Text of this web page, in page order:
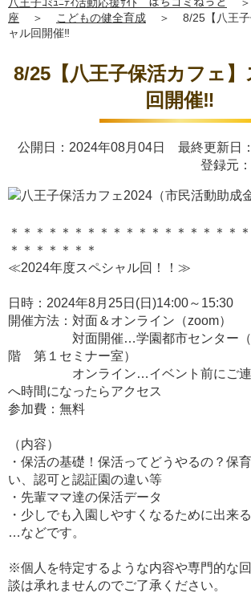
座
＞ こどもの健全育成 ＞
8/25【八王
ャル回開催‼
8/25【八王子保活カフェ
回開催‼
公開日：2024年08月04日 最終更新日
登録元：
＊＊＊＊＊＊＊＊＊＊＊＊＊＊＊＊＊＊
＊＊＊＊＊＊＊
≪2024年度スペシャル回！！≫
日時：2024年8月25日(日)14:00～15:30
開催方法：対面＆オンライン（zoom）
対面開催…学園都市センター（
階 第１セミナー室）
オンライン…イベント前にご連絡
へ時間になったらアクセス
参加費：無料
（内容）
・保活の基礎！保活ってどうやるの？保
い、認可と認証園の違い等
・先輩ママ達の保活データ
・少しでも入園しやすくなるために出来
…などです。
※個人を特定するような内容や専門的な
談は承れませんのでご了承ください。